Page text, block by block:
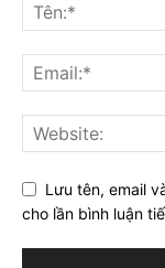
Lưu tên, email
cho lần bình luận